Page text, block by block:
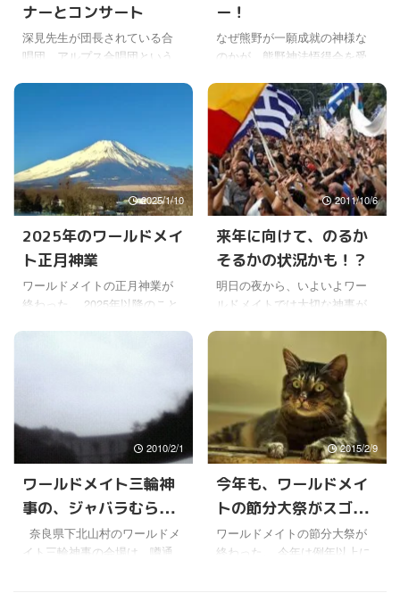
ナーとコンサート
深見先生が団長されている合
唱団、アルプス合唱団という
り昔というか、以前はそうで
もなかった気がするけど、ず
っと継続しているといつのま
にか上手くなるもんだ。(￣—
￣) 仕事の間をぬって、一生懸
命練習しているんだろうね、
きっと。 そういうことを考え
ていると、一時だけ熱心であ
と止めてしまうより、細く長
ー！
なぜ熊野が一願成就の神様な
のかが、熊野神法悟得会を受
った。(￣0￣) 想像以上という
のか、ここまでの内容とは思
わなかったね。 祈りは奥が深
いというのか、どこまでも深
い内容が出てくる深見先生
は、いったいどういう脳みそ
されているんだろう。 こんな
お話ができるのは、間違いな
く深見先生以外にいないよ
ね。 (￣—￣) あたりまえだけ
ど、改めてそう思わずにはい
られなかった。 頭がいい人が
ゃないことが、聞いていると
わかる。 深見先生の求道心と
2025/1/10
2025年のワールドメイ
ト正月神業
ワールドメイトの正月神業が
終わった。 2025年以降のこと
神事会場のすぐそばを震源と
する地震が起きたのには、や
はりびっくりするしかなかっ
日】8時51分頃、山梨県東部・
富士五湖を震源とする地震が
ありました。震源の深さは約
20km、地震の規模はM4.0、最
2011/10/6
来年に向けて、のるか
そるかの状況かも！？
明日の夜から、いよいよワー
ルドメイトでは大切な神事が
も今回ほど重要な富士箱根の
神事も無いような気がしてき
た。 昨日も熊本では震度５強
の地震があったらしい。 その
前には、長野でも大きな地震
が起きていた。 はっきり言っ
て、いつ巨大地震が首都圏
や、あるいは南海地震、東南
海地震、東海地震の３連動地
震として起きても、本来不思
議ではないんだよね。 世間
2010/2/1
ワールドメイト三輪神
事の、ジャバラむらお
こしの証記事
奈良県下北山村のワールドメ
イト三輪神事の会場は、噂通
2015/2/9
今年も、ワールドメイ
トの節分大祭がスゴか
った
ワールドメイトの節分大祭が
終わった。 今年は例年以上に